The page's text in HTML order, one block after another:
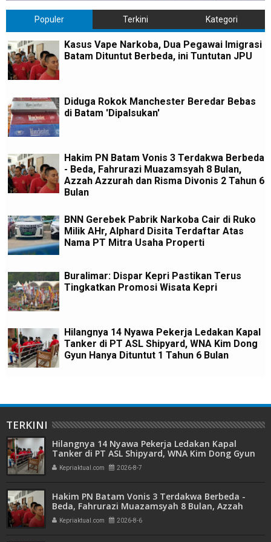
Populer Terkini Kategori
Kasus Vape Narkoba, Dua Pegawai Imigrasi
Batam Dituntut Berbeda, ini Tuntutan JPU
Diduga Rokok Manchester Beredar Bebas
di Batam 'Dipalsukan'
Hakim PN Batam Vonis 3 Terdakwa Berbeda
- Beda, Fahrurazi Muazamsyah 8 Bulan,
Azzah Azzurah dan Risma Divonis 2 Tahun 6
Bulan
BNN Gerebek Pabrik Narkoba Cair di Ruko
Milik AHr, Alphard Disita Terdaftar Atas
Nama PT Mitra Usaha Properti
Buralimar: Dispar Kepri Pastikan Terus
Tingkatkan Promosi Wisata Kepri
Hilangnya 14 Nyawa Pekerja Ledakan Kapal
Tanker di PT ASL Shipyard, WNA Kim Dong
Gyun Hanya Dituntut 1 Tahun 6 Bulan
TERKINI
Hilangnya 14 Nyawa Pekerja Ledakan Kapal
Tanker di PT ASL Shipyard, WNA Kim Dong Gyun
Hanya Dituntut 1 Tahun 6 Bulan
Kepriaktual.com 2026-8-7
Hakim PN Batam Vonis 3 Terdakwa Berbeda -
Beda, Fahrurazi Muazamsyah 8 Bulan, Azzah
Azzurah dan Risma Divonis 2 Tahun 6 Bulan
Kepriaktual.com 2026-8-6